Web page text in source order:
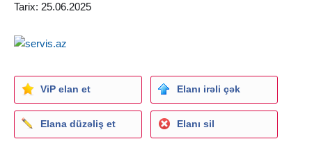
Tarix: 25.06.2025
ViP elan et Elanı irəli çək
Elana düzəliş et Elanı sil